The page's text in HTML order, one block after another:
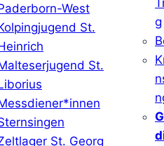
West
St.
St.
St. Georg
g